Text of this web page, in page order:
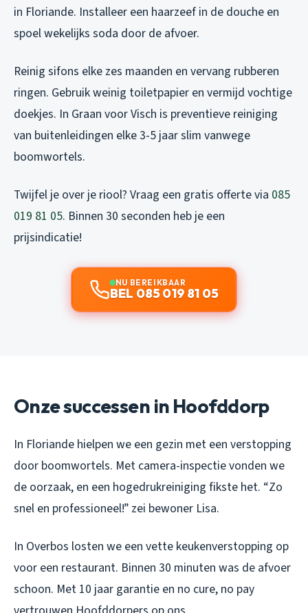
in Floriande. Installeer een haarzeef in de douche en
spoel wekelijks soda door de afvoer.
Reinig sifons elke zes maanden en vervang rubberen
ringen. Gebruik weinig toiletpapier en vermijd vochtige
doekjes. In Graan voor Visch is preventieve reiniging
van buitenleidingen elke 3-5 jaar slim vanwege
boomwortels.
Twijfel je over je riool? Vraag een gratis offerte via 085
019 81 05. Binnen 30 seconden heb je een
prijsindicatie!
NU BEREIKBAAR
BEL 085 019 81 05
Onze successen in Hoofddorp
In Floriande hielpen we een gezin met een verstopping
door boomwortels. Met camera-inspectie vonden we
de oorzaak, en een hogedrukreiniging fikste het. “Zo
snel en professioneel!” zei bewoner Lisa.
In Overbos losten we een vette keukenverstopping op
voor een restaurant. Binnen 30 minuten was de afvoer
schoon. Met 10 jaar garantie en no cure, no pay